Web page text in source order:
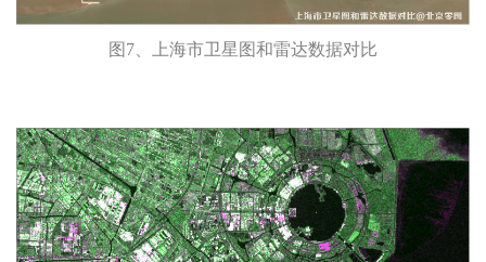
图7、上海市卫星图和雷达数据对比